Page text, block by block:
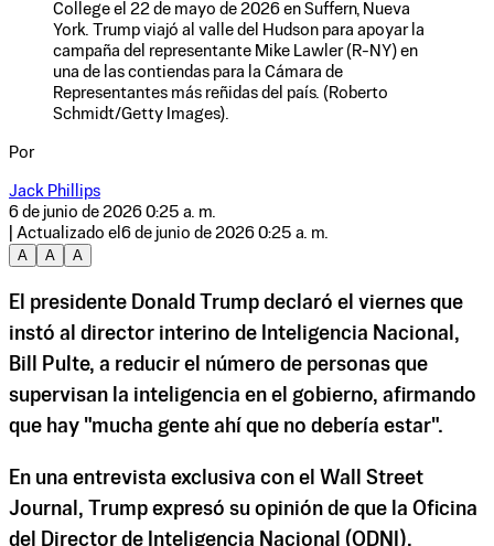
College el 22 de mayo de 2026 en Suffern, Nueva
York. Trump viajó al valle del Hudson para apoyar la
campaña del representante Mike Lawler (R-NY) en
una de las contiendas para la Cámara de
Representantes más reñidas del país. (Roberto
Schmidt/Getty Images).
Por
Jack Phillips
6 de junio de 2026 0:25 a. m.
| Actualizado el 6 de junio de 2026 0:25 a. m.
A
A A
El presidente Donald Trump declaró el viernes que
instó al director interino de Inteligencia Nacional,
Bill Pulte, a reducir el número de personas que
supervisan la inteligencia en el gobierno, afirmando
que hay "mucha gente ahí que no debería estar".
En una entrevista exclusiva con el Wall Street
Journal, Trump expresó su opinión de que la Oficina
del Director de Inteligencia Nacional (ODNI),